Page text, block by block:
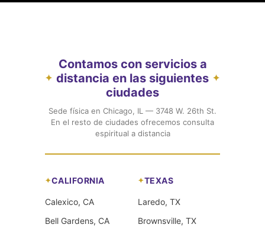
✦
Contamos con servicios a
distancia en las siguientes
ciudades
✦
Sede física en Chicago, IL — 3748 W. 26th St.
En el resto de ciudades ofrecemos consulta
espiritual a distancia
CALIFORNIA
Calexico, CA
Bell Gardens, CA
TEXAS
Laredo, TX
Brownsville, TX